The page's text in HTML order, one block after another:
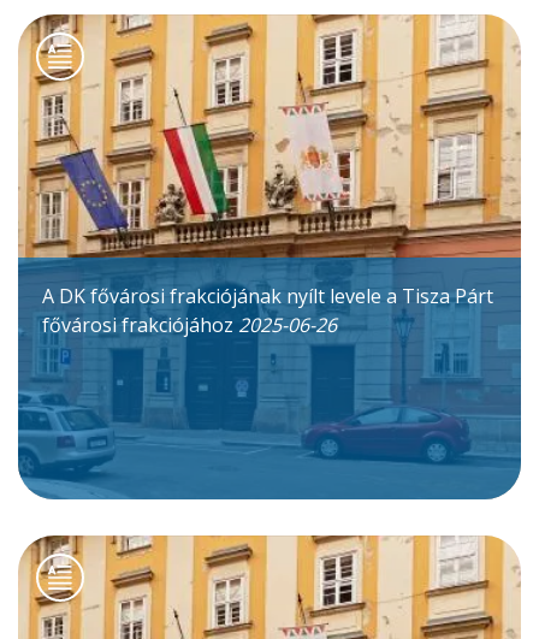
A DK fővárosi frakciójának nyílt levele a Tisza Párt
fővárosi frakciójához 2025-06-26